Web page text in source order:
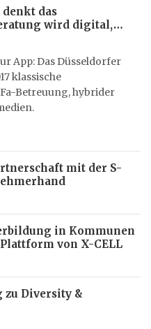
das
wird digital,
App: Das Düsseldorfer
klassische
Betreuung, hybrider
mit der S-
in Kommunen
von X-CELL
zu Diversity &